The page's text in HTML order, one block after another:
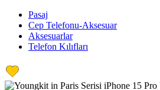
Pasaj
Cep Telefonu-Aksesuar
Aksesuarlar
Telefon Kılıfları